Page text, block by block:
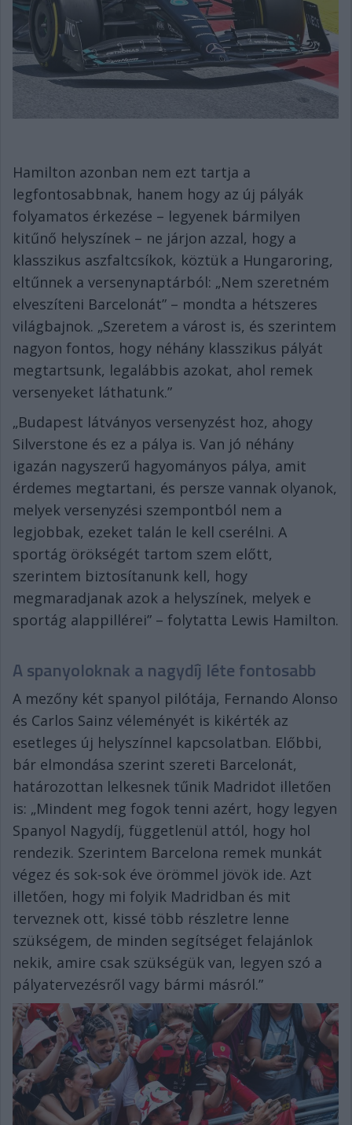
Hamilton azonban nem ezt tartja a
legfontosabbnak, hanem hogy az új pályák
folyamatos érkezése – legyenek bármilyen
kitűnő helyszínek – ne járjon azzal, hogy a
klasszikus aszfaltcsíkok, köztük a Hungaroring,
eltűnnek a versenynaptárból: „Nem szeretném
elveszíteni Barcelonát” – mondta a hétszeres
világbajnok. „Szeretem a várost is, és szerintem
nagyon fontos, hogy néhány klasszikus pályát
megtartsunk, legalábbis azokat, ahol remek
versenyeket láthatunk.”
„Budapest látványos versenyzést hoz, ahogy
Silverstone és ez a pálya is. Van jó néhány
igazán nagyszerű hagyományos pálya, amit
érdemes megtartani, és persze vannak olyanok,
melyek versenyzési szempontból nem a
legjobbak, ezeket talán le kell cserélni. A
sportág örökségét tartom szem előtt,
szerintem biztosítanunk kell, hogy
megmaradjanak azok a helyszínek, melyek e
sportág alappillérei” – folytatta Lewis Hamilton.
A spanyoloknak a nagydíj léte fontosabb
A mezőny két spanyol pilótája, Fernando Alonso
és Carlos Sainz véleményét is kikérték az
esetleges új helyszínnel kapcsolatban. Előbbi,
bár elmondása szerint szereti Barcelonát,
határozottan lelkesnek tűnik Madridot illetően
is: „Mindent meg fogok tenni azért, hogy legyen
Spanyol Nagydíj, függetlenül attól, hogy hol
rendezik. Szerintem Barcelona remek munkát
végez és sok-sok éve örömmel jövök ide. Azt
illetően, hogy mi folyik Madridban és mit
terveznek ott, kissé több részletre lenne
szükségem, de minden segítséget felajánlok
nekik, amire csak szükségük van, legyen szó a
pályatervezésről vagy bármi másról.”